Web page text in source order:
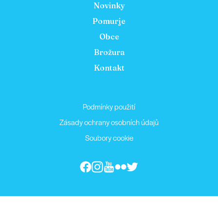
Novinky
Pomurje
Obce
Brožura
Kontakt
Podmínky použití
Zásady ochrany osobních údajů
Soubory cookie